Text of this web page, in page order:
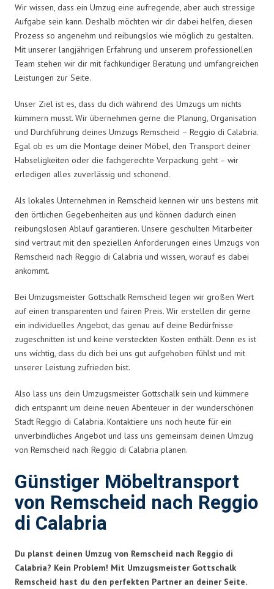
Wir wissen, dass ein Umzug eine aufregende, aber auch stressige
Aufgabe sein kann. Deshalb möchten wir dir dabei helfen, diesen
Prozess so angenehm und reibungslos wie möglich zu gestalten.
Mit unserer langjährigen Erfahrung und unserem professionellen
Team stehen wir dir mit fachkundiger Beratung und umfangreichen
Leistungen zur Seite.
Unser Ziel ist es, dass du dich während des Umzugs um nichts
kümmern musst. Wir übernehmen gerne die Planung, Organisation
und Durchführung deines Umzugs Remscheid – Reggio di Calabria.
Egal ob es um die Montage deiner Möbel, den Transport deiner
Habseligkeiten oder die fachgerechte Verpackung geht – wir
erledigen alles zuverlässig und schonend.
Als lokales Unternehmen in Remscheid kennen wir uns bestens mit
den örtlichen Gegebenheiten aus und können dadurch einen
reibungslosen Ablauf garantieren. Unsere geschulten Mitarbeiter
sind vertraut mit den speziellen Anforderungen eines Umzugs von
Remscheid nach Reggio di Calabria und wissen, worauf es dabei
ankommt.
Bei Umzugsmeister Gottschalk Remscheid legen wir großen Wert
auf einen transparenten und fairen Preis. Wir erstellen dir gerne
ein individuelles Angebot, das genau auf deine Bedürfnisse
zugeschnitten ist und keine versteckten Kosten enthält. Denn es ist
uns wichtig, dass du dich bei uns gut aufgehoben fühlst und mit
unserer Leistung zufrieden bist.
Also lass uns dein Umzugsmeister Gottschalk sein und kümmere
dich entspannt um deine neuen Abenteuer in der wunderschönen
Stadt Reggio di Calabria. Kontaktiere uns noch heute für ein
unverbindliches Angebot und lass uns gemeinsam deinen Umzug
von Remscheid nach Reggio di Calabria planen.
Günstiger Möbeltransport
von Remscheid nach Reggio
di Calabria
Du planst deinen Umzug von Remscheid nach Reggio di
Calabria? Kein Problem! Mit Umzugsmeister Gottschalk
Remscheid hast du den perfekten Partner an deiner Seite.